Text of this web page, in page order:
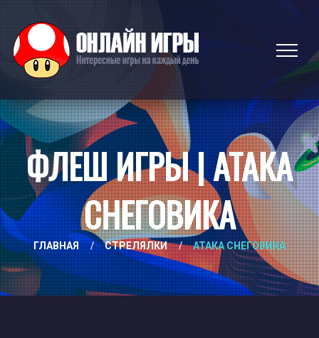
ФЛЕШ ИГРЫ | АТАКА
СНЕГОВИКА
ГЛАВНАЯ / СТРЕЛЯЛКИ / АТАКА СНЕГОВИКА